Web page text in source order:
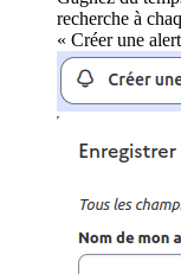
recherche à
« Créer une